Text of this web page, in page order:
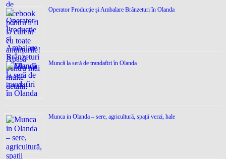
Operator Producție și Ambalare Brânzeturi în Olanda
Muncă la seră de trandafiri în Olanda
Munca in Olanda – sere, agricultură, spații verzi, hale